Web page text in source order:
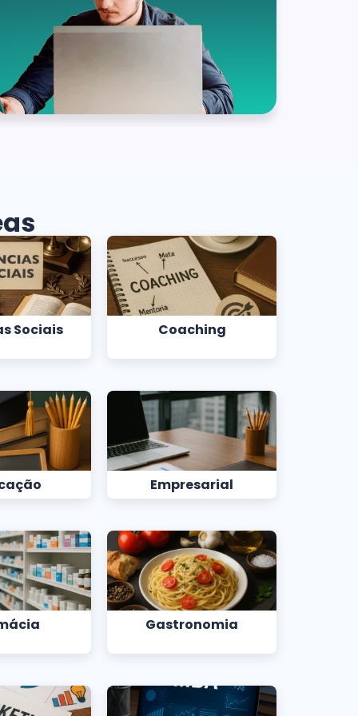
Sociais Coaching
Empresarial
Gastronomia